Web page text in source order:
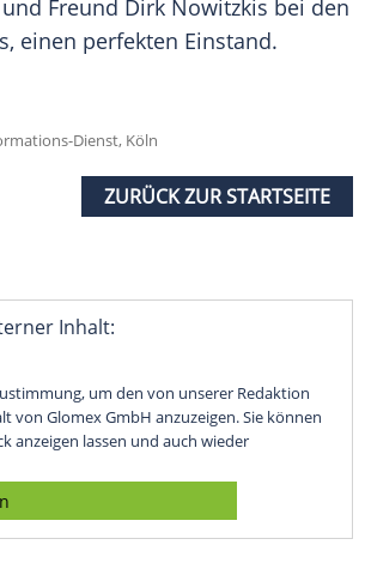
Freund Dirk Nowitzkis bei den
einen perfekten Einstand.
Dienst, Köln
ZURÜCK ZUR STARTSEITE
Inhalt:
um den von unserer Redaktion
von Glomex GmbH anzuzeigen. Sie können
anzeigen lassen und auch wieder